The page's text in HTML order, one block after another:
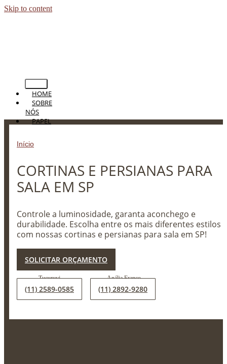
Skip to content
HOME
SOBRE
NÓS
PAPEL
PAREDE
PERSIANAS
TAPETES
PISOS
BLOG
CONTATO
Início
CORTINAS E PERSIANAS PARA
SALA EM SP
Controle a luminosidade, garanta aconchego e
durabilidade. Escolha entre os mais diferentes estilos
com nossas cortinas e persianas para sala em SP!
SOLICITAR ORÇAMENTO
(11) 2589-0585 (11) 2892-9280